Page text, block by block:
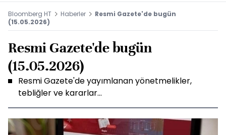
Bloomberg HT Haberler
Resmi Gazete'de bugün
(15.05.2026)
Resmi Gazete'de bugün
(15.05.2026)
Resmi Gazete'de yayımlanan yönetmelikler,
tebliğler ve kararlar...